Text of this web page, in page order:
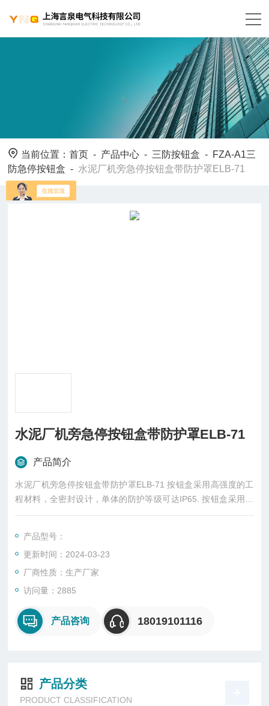
当前位置：首页 - 产品中心 - 三防按钮盒 - FZA-A1三
防急停按钮盒 - 水泥厂机旁急停按钮盒带防护罩ELB-71
水泥厂机旁急停按钮盒带防护罩ELB-71
产品简介
水泥厂机旁急停按钮盒带防护罩ELB-71 按钮盒采用高强度的工
程材料，全密封设计，单体的防护等级可达IP65. 按钮盒采用扩
展化设计，为了满足用户的不同需求，内部预留空间，可安装接
（中控-机旁 启动 停止）。
产品型号：
更新时间：2024-03-23
厂商性质：生产厂家
访问量：2885
产品咨询 18019101116
产品分类
PRODUCT CLASSIFICATION